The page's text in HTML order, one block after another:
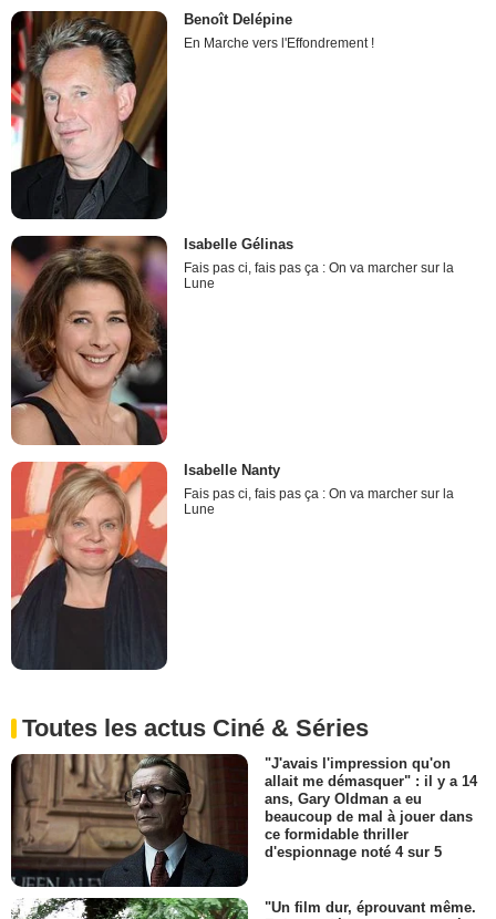
Benoît Delépine
En Marche vers l'Effondrement !
Isabelle Gélinas
Fais pas ci, fais pas ça : On va marcher sur la
Lune
Isabelle Nanty
Fais pas ci, fais pas ça : On va marcher sur la
Lune
Toutes les actus Ciné & Séries
"J'avais l'impression qu'on
allait me démasquer" : il y a 14
ans, Gary Oldman a eu
beaucoup de mal à jouer dans
ce formidable thriller
d'espionnage noté 4 sur 5
"Un film dur, éprouvant même.